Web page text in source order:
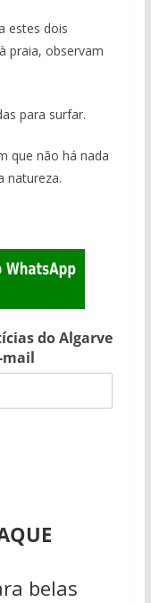
estes dois
praia, observam
para surfar.
que não há nada
natureza.
do Algarve
mail
belas